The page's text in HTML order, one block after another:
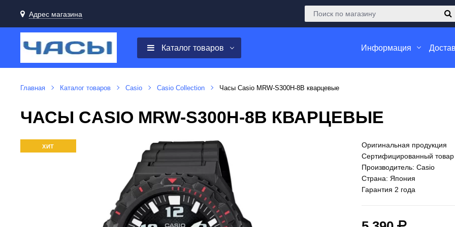
Адрес магазина
Каталог товаров Информация
Главная Каталог товаров Casio Casio Collection Часы Casio MRW-S300H-8B кварцевые
ЧАСЫ CASIO MRW-S300H-8B КВАРЦЕВЫЕ
ХИТ
Оригинальная продукция
Сертифицированный
Производитель: Casio
Страна: Япония
Гарантия 2 года